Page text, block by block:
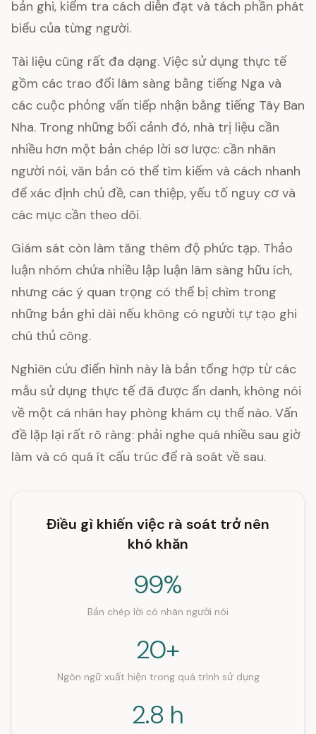
bản ghi, kiểm tra cách diễn đạt và tách phần phát
biểu của từng người.
Tài liệu cũng rất đa dạng. Việc sử dụng thực tế
gồm các trao đổi lâm sàng bằng tiếng Nga và
các cuộc phỏng vấn tiếp nhận bằng tiếng Tây Ban
Nha. Trong những bối cảnh đó, nhà trị liệu cần
nhiều hơn một bản chép lời sơ lược: cần nhãn
người nói, văn bản có thể tìm kiếm và cách nhanh
để xác định chủ đề, can thiệp, yếu tố nguy cơ và
các mục cần theo dõi.
Giám sát còn làm tăng thêm độ phức tạp. Thảo
luận nhóm chứa nhiều lập luận lâm sàng hữu ích,
nhưng các ý quan trọng có thể bị chìm trong
những bản ghi dài nếu không có người tự tạo ghi
chú thủ công.
Nghiên cứu điển hình này là bản tổng hợp từ các
mẫu sử dụng thực tế đã được ẩn danh, không nói
về một cá nhân hay phòng khám cụ thể nào. Vấn
đề lặp lại rất rõ ràng: phải nghe quá nhiều sau giờ
làm và có quá ít cấu trúc để rà soát về sau.
Điều gì khiến việc rà soát trở nên
khó khăn
99%
Bản chép lời có nhãn người nói
20+
Ngôn ngữ xuất hiện trong quá trình sử dụng
2.8 h